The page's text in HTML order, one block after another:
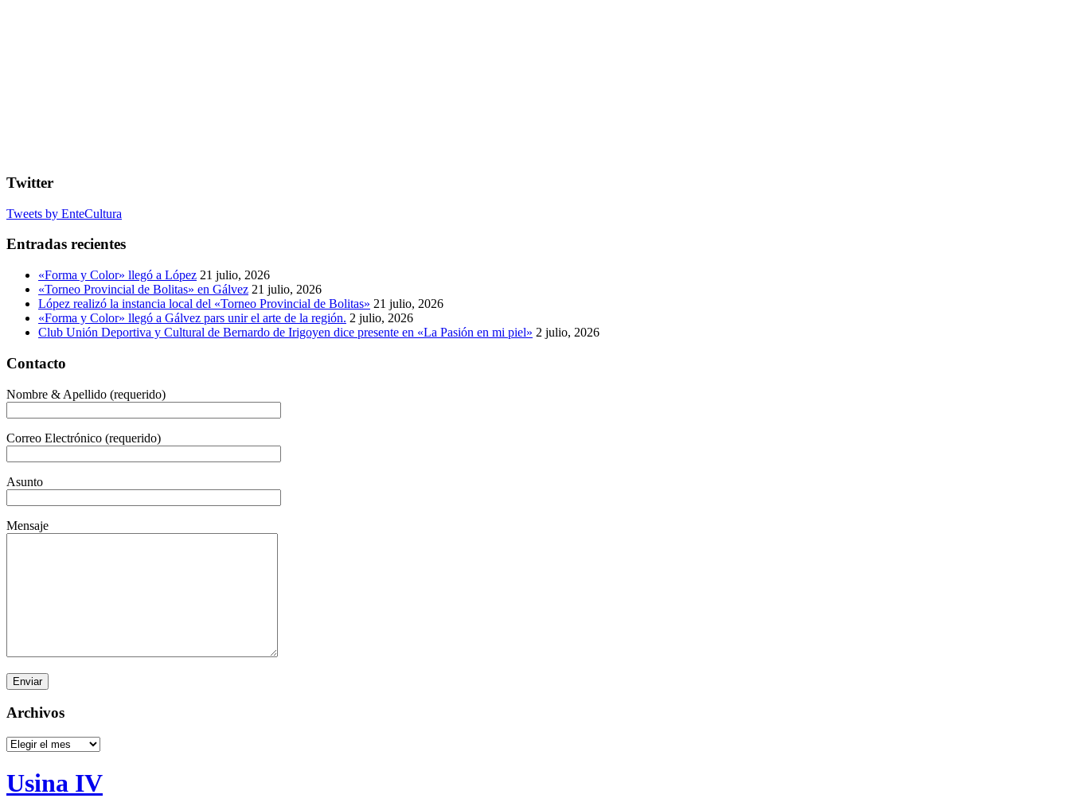
Twitter
Tweets by EnteCultura
Entradas recientes
«Forma y Color» llegó a López 21 julio, 2026
«Torneo Provincial de Bolitas» en Gálvez 21 julio, 2026
López realizó la instancia local del «Torneo Provincial de Bolitas» 21 julio, 2026
«Forma y Color» llegó a Gálvez pars unir el arte de la región. 2 julio, 2026
Club Unión Deportiva y Cultural de Bernardo de Irigoyen dice presente en «La Pasión en mi piel» 2 julio, 2026
Contacto
Nombre & Apellido (requerido)
Correo Electrónico (requerido)
Asunto
Mensaje
Archivos
Archivos
Usina IV